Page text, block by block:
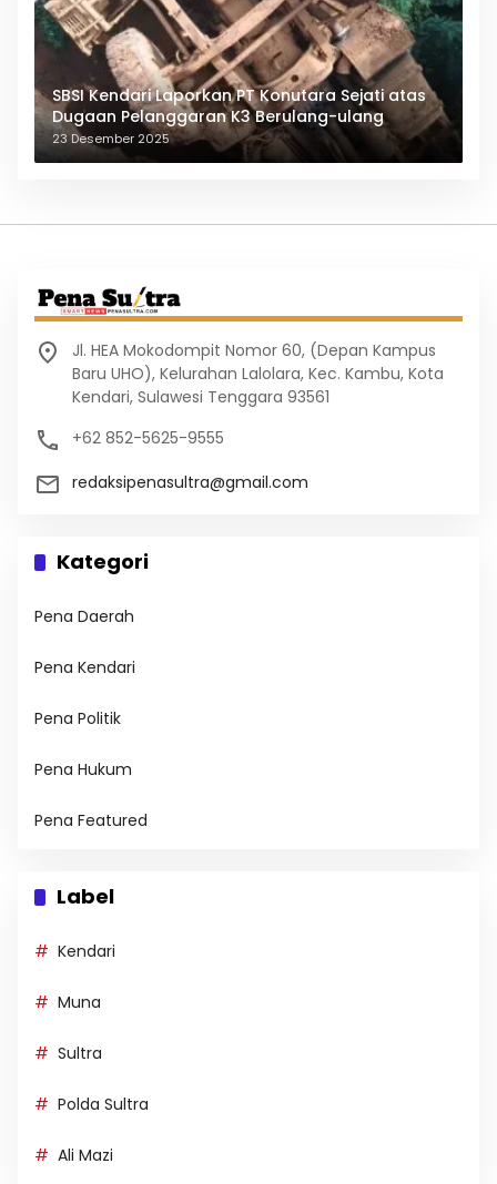
SBSI Kendari Laporkan PT Konutara Sejati atas
Dugaan Pelanggaran K3 Berulang-ulang
23 Desember 2025
Jl. HEA Mokodompit Nomor 60, (Depan Kampus
Baru UHO), Kelurahan Lalolara, Kec. Kambu, Kota
Kendari, Sulawesi Tenggara 93561
+62 852-5625-9555
redaksipenasultra@gmail.com
Kategori
Pena Daerah
Pena Kendari
Pena Politik
Pena Hukum
Pena Featured
Label
Kendari
Muna
Sultra
Polda Sultra
Ali Mazi